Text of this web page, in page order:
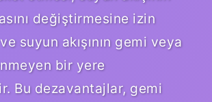
değiştirmesine izin
suyun akışının gemi veya
bir yere
Bu dezavantajlar, gemi